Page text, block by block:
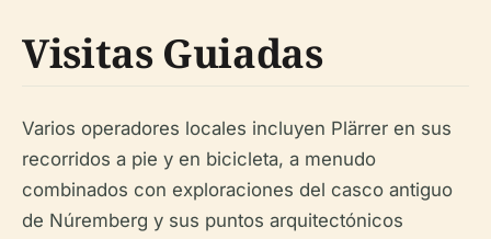
Visitas Guiadas
Varios operadores locales incluyen Plärrer en sus
recorridos a pie y en bicicleta, a menudo
combinados con exploraciones del casco antiguo
de Núremberg y sus puntos arquitectónicos